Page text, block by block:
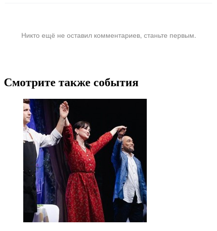
Никто ещё не оставил комментариев, станьте первым.
Смотрите также события